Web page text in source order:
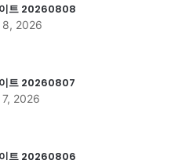
트 20260808
8, 2026
트 20260807
2026
트 20260806